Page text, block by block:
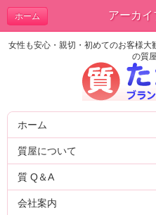
ホーム
女性も安心・親切・初めてのお客様
の質
ホーム
質屋について
質 Q＆A
会社案内